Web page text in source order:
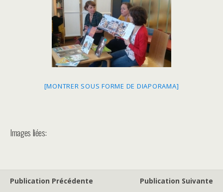
[MONTRER SOUS FORME DE DIAPORAMA]
Images liées:
Publication Précédente
Publication Suivante